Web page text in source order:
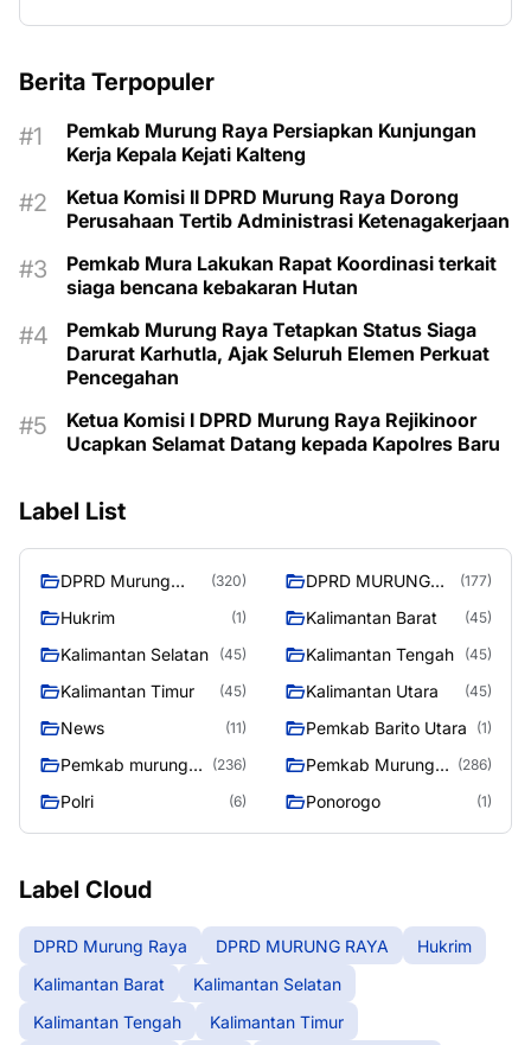
Berita Terpopuler
Pemkab Murung Raya Persiapkan Kunjungan
Kerja Kepala Kejati Kalteng
Ketua Komisi II DPRD Murung Raya Dorong
Perusahaan Tertib Administrasi Ketenagakerjaan
Pemkab Mura Lakukan Rapat Koordinasi terkait
siaga bencana kebakaran Hutan
Pemkab Murung Raya Tetapkan Status Siaga
Darurat Karhutla, Ajak Seluruh Elemen Perkuat
Pencegahan
Ketua Komisi I DPRD Murung Raya Rejikinoor
Ucapkan Selamat Datang kepada Kapolres Baru
Label List
DPRD Murung
(320)
DPRD MURUNG
(177)
Hukrim (1) Kalimantan Barat (45)
Kalimantan Selatan (45) Kalimantan Tengah (45)
Kalimantan Timur (45) Kalimantan Utara (45)
News (11) Pemkab Barito Utara (1)
Pemkab murung
(236)
Pemkab Murung
(286)
Polri (6) Ponorogo (1)
Label Cloud
DPRD Murung Raya DPRD MURUNG RAYA
Hukrim
Kalimantan Barat
Kalimantan Selatan
Kalimantan Tengah
Kalimantan Timur